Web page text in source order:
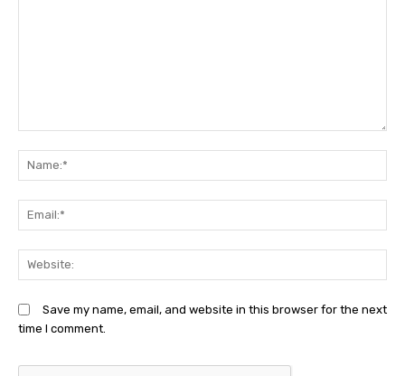
Save my name, email, and website in this browser for the next
time I comment.